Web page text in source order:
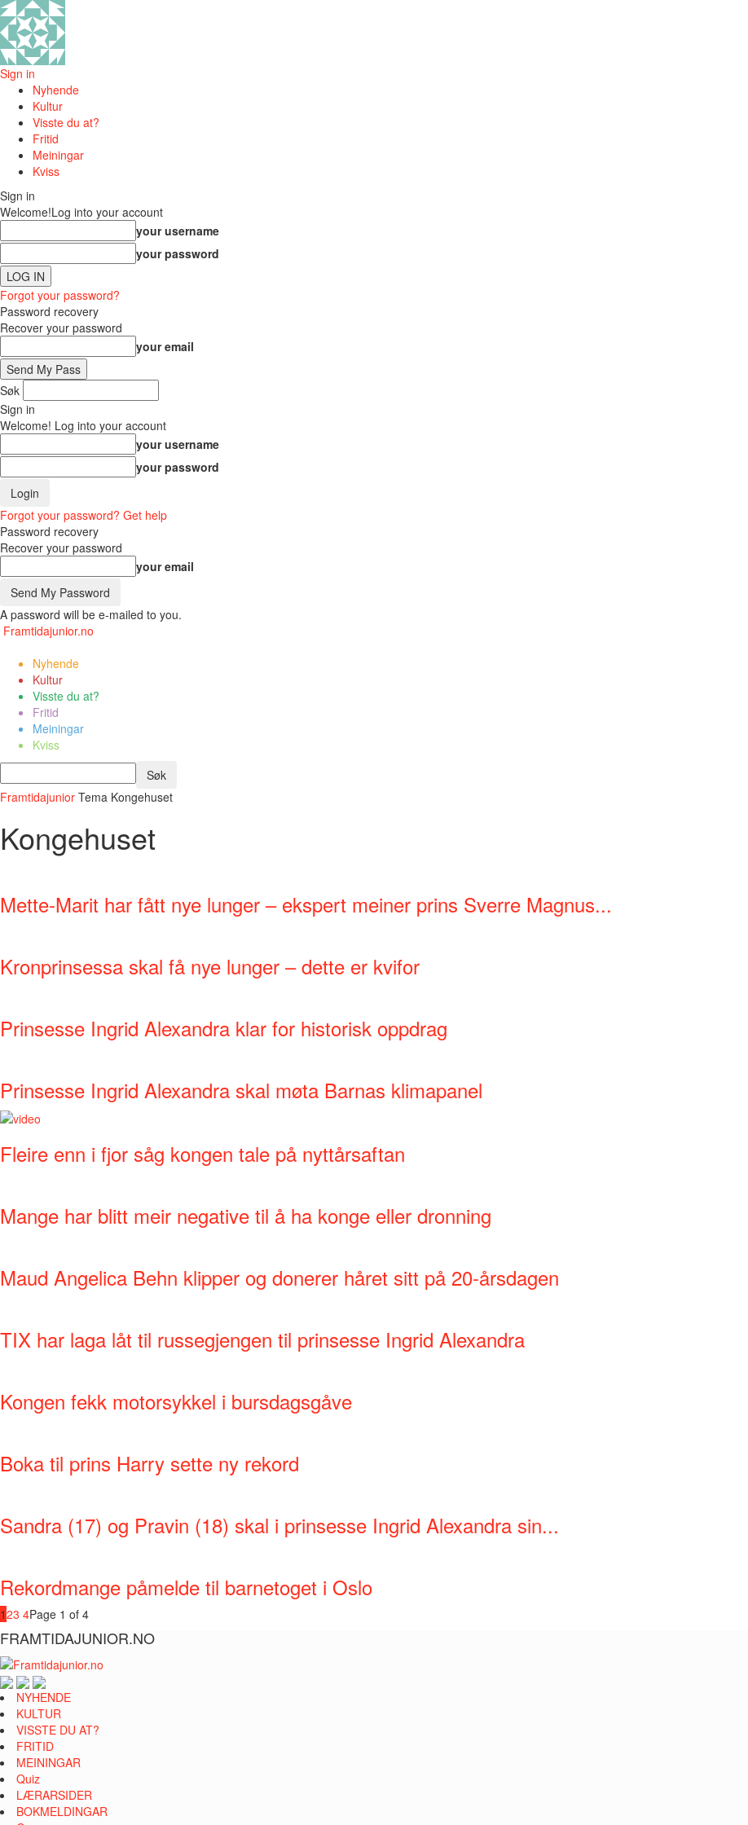
Sign in
Nyhende
Kultur
Visste du at?
Fritid
Meiningar
Kviss
Sign in
Welcome!Log into your account
your username
your password
Forgot your password?
Password recovery
Recover your password
your email
Søk
Sign in
Welcome! Log into your account
your username
your password
Forgot your password? Get help
Password recovery
Recover your password
your email
A password will be e-mailed to you.
Framtidajunior.no
Nyhende
Kultur
Visste du at?
Fritid
Meiningar
Kviss
Framtidajunior Tema Kongehuset
Kongehuset
Mette-Marit har fått nye lunger – ekspert meiner prins Sverre Magnus...
Kronprinsessa skal få nye lunger – dette er kvifor
Prinsesse Ingrid Alexandra klar for historisk oppdrag
Prinsesse Ingrid Alexandra skal møta Barnas klimapanel
Fleire enn i fjor såg kongen tale på nyttårsaftan
Mange har blitt meir negative til å ha konge eller dronning
Maud Angelica Behn klipper og donerer håret sitt på 20-årsdagen
TIX har laga låt til russegjengen til prinsesse Ingrid Alexandra
Kongen fekk motorsykkel i bursdagsgåve
Boka til prins Harry sette ny rekord
Sandra (17) og Pravin (18) skal i prinsesse Ingrid Alexandra sin...
Rekordmange påmelde til barnetoget i Oslo
123 4Page 1 of 4
FRAMTIDAJUNIOR.NO
NYHENDE
KULTUR
VISSTE DU AT?
FRITID
MEININGAR
Quiz
LÆRARSIDER
BOKMELDINGAR